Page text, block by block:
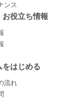
ンス
お役立ち情報
をはじめる
流れ